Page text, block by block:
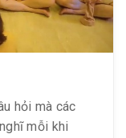
khoáng thuốc
thông
hỏi mà các
mỗi khi